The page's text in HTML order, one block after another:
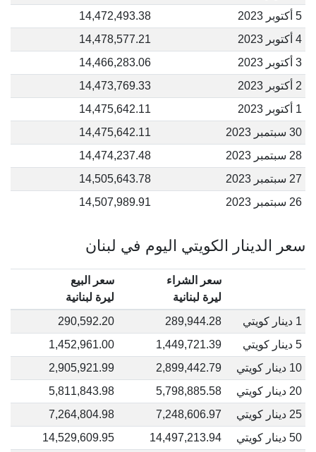
5 أكتوبر 2023
14,472,493.38
4 أكتوبر 2023
14,478,577.21
3 أكتوبر 2023
14,466,283.06
2 أكتوبر 2023
14,473,769.33
1 أكتوبر 2023
14,475,642.11
30 سبتمبر 2023
14,475,642.11
28 سبتمبر 2023
14,474,237.48
27 سبتمبر 2023
14,505,643.78
26 سبتمبر 2023
14,507,989.91
سعر الدينار الكويتي اليوم في لبنان
سعر الشراء
ليرة لبنانية
سعر البيع
ليرة لبنانية
1 دينار كويتي
289,944.28
290,592.20
5 دينار كويتي
1,449,721.39
1,452,961.00
10 دينار كويتي
2,899,442.79
2,905,921.99
20 دينار كويتي
5,798,885.58
5,811,843.98
25 دينار كويتي
7,248,606.97
7,264,804.98
50 دينار كويتي
14,497,213.94
14,529,609.95